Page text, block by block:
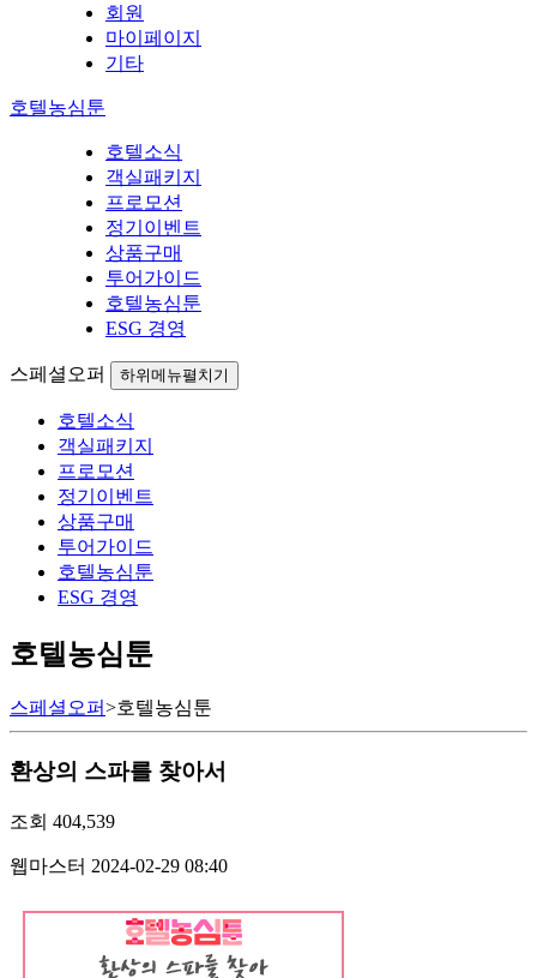
회원
마이페이지
기타
호텔농심툰
호텔소식
객실패키지
프로모션
정기이벤트
상품구매
투어가이드
호텔농심툰
ESG 경영
스페셜오퍼 하위메뉴펼치기
호텔소식
객실패키지
프로모션
정기이벤트
상품구매
투어가이드
호텔농심툰
ESG 경영
호텔농심툰
스페셜오퍼>호텔농심툰
환상의 스파를 찾아서
조회 404,539
웹마스터 2024-02-29 08:40